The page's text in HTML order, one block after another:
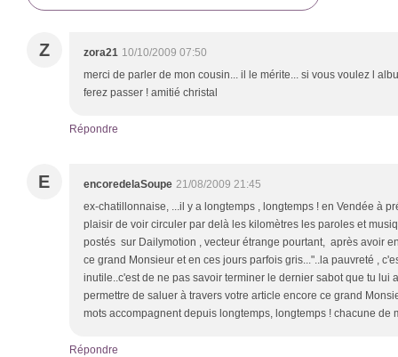
Z zora21 10/10/2009 07:50
merci de parler de mon cousin... il le mérite... si vous voulez l
ferez passer ! amitié christal
Répondre
E encoredelaSoupe 21/08/2009 21:45
ex-chatillonnaise, ...il y a longtemps , longtemps ! en Vendée à
plaisir de voir circuler par delà les kilomètres les paroles et
postés sur Dailymotion , vecteur étrange pourtant, après avoir
ce grand Monsieur et en ces jours parfois gris..."..la pauvreté ,
inutile..c'est de ne pas savoir terminer le dernier sabot que tu lui
permettre de saluer à travers votre article encore ce grand
mots accompagnent depuis longtemps, longtemps ! chacune de
Répondre